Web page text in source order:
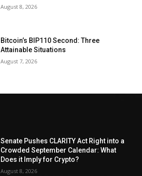
August 8, 2026
Bitcoin’s BIP110 Second: Three
Attainable Situations
August 7, 2026
Senate Pushes CLARITY Act Right into a
Crowded September Calendar: What
Does it Imply for Crypto?
August 8, 2026